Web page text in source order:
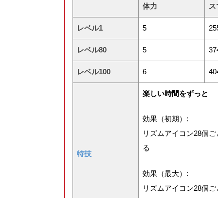
体力
レベル1 5
レベル80 5
レベル100 6
特技
楽しい時間をずっと
効果（初期）:
リズムアイコン28個
る
効果（最大）:
リズムアイコン28個